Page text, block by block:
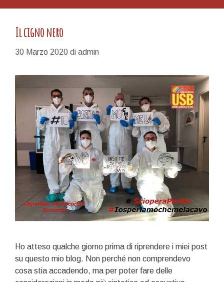
Il cigno nero
30 Marzo 2020 di admin
Ho atteso qualche giorno prima di riprendere i miei post
su questo mio blog. Non perché non comprendevo
cosa stia accadendo, ma per poter fare delle